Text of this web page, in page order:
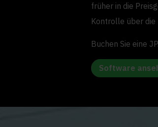
früher in die
Kontrolle über
Buchen Sie eine
Software